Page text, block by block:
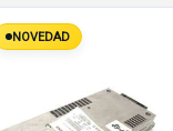
NOVEDAD